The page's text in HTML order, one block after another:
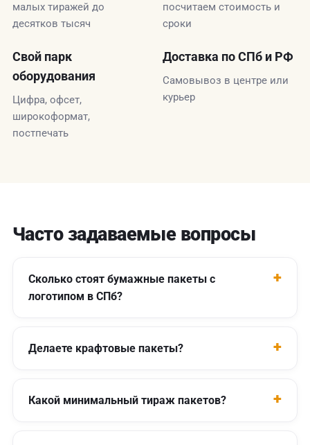
малых тиражей до
десятков тысяч
посчитаем стоимость и
сроки
Свой парк
оборудования
Цифра, офсет,
широкоформат,
постпечать
Доставка по СПб и РФ
Самовывоз в центре или
курьер
Часто задаваемые вопросы
Сколько стоят бумажные пакеты с
логотипом в СПб?
Делаете крафтовые пакеты?
Какой минимальный тираж пакетов?